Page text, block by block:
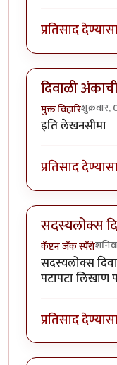
प्रतिसाद
दिवाळी
मुक्त विहारिशुक्रवार,
इति लेखनसीमा
प्रतिसाद
सदस्यलोक्स
कॅप्टन जॅक स्पॅरो
सदस्यलोक्स
पटापटा लिखाण
प्रतिसाद